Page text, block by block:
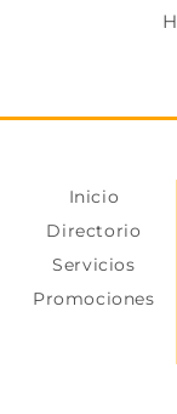
Inicio
Directorio
Servicios
Promociones